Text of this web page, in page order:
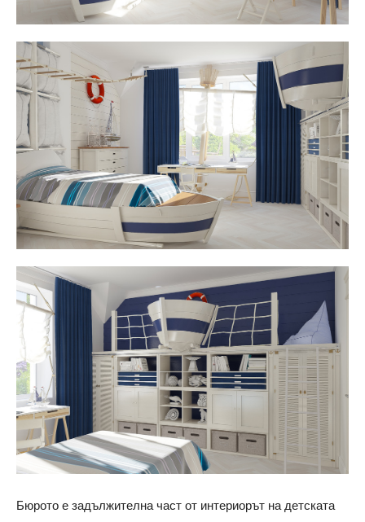
Бюрото е задължителна част от интериорът на детската